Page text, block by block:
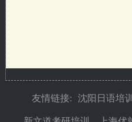
友情链接: 沈阳日语培训